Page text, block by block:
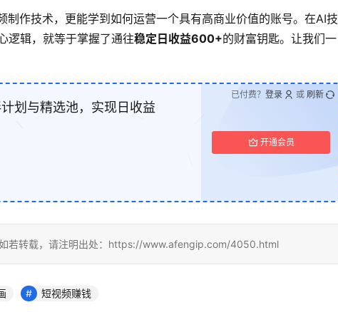
作技术，更能学到如何运营一个具有高商业价值的账号。在AI技
逻辑，就等于掌握了通往稳定日收益600+的财富钥匙。让我们一
划与精选池，实现日收益
开通会员
已付费？ 登录 或 刷新
若转载，请注明出处：https://www.afengip.com/4050.html
短视频赚钱